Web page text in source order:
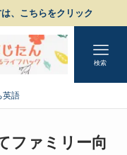
、こちらをクリック
検索
英語
ファミリー向